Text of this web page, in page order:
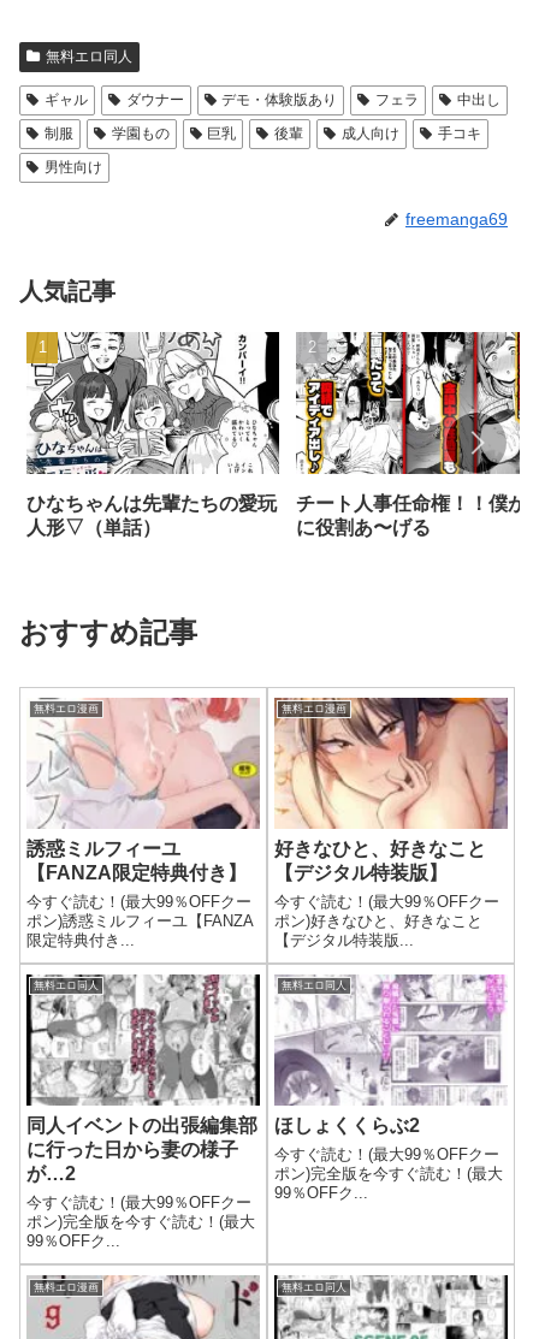
無料エロ同人
ギャル ダウナー デモ・体験版あり フェラ
中出し
制服
学園もの 巨乳 後輩 成人向け
手コキ
男性向け
freemanga69
人気記事
ひなちゃんは先輩たちの愛玩
人形▽（単話）
チート人事任命権！！僕が
に役割あ〜げる
おすすめ記事
無料エロ漫画
誘惑ミルフィーユ
【FANZA限定特典付き】
今すぐ読む！(最大99％OFFクー
ポン)誘惑ミルフィーユ【FANZA
限定特典付き...
無料エロ漫画
好きなひと、好きなこと
【デジタル特装版】
今すぐ読む！(最大99％OFFクー
ポン)好きなひと、好きなこと
【デジタル特装版...
無料エロ同人
同人イベントの出張編集部
に行った日から妻の様子
が…2
今すぐ読む！(最大99％OFFクー
ポン)完全版を今すぐ読む！(最大
99％OFFク...
無料エロ同人
ほしょくくらぶ2
今すぐ読む！(最大99％OFFクー
ポン)完全版を今すぐ読む！(最大
99％OFFク...
無料エロ漫画 無料エロ同人